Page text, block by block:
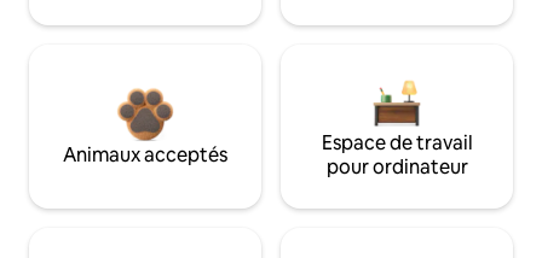
Animaux acceptés
Espace de travail
pour ordinateur